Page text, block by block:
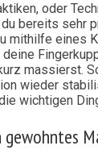
oder
bereits sehr
mithilfe eines
massierst.
wieder
wichtigen
gewohntes